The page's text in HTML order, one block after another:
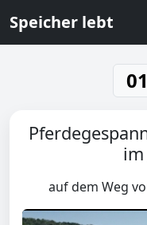
Speicher lebt
im
auf dem Weg